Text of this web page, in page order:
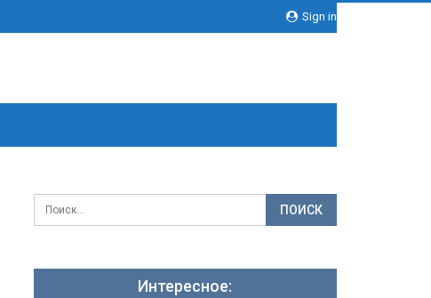
Sign in
Интересное: